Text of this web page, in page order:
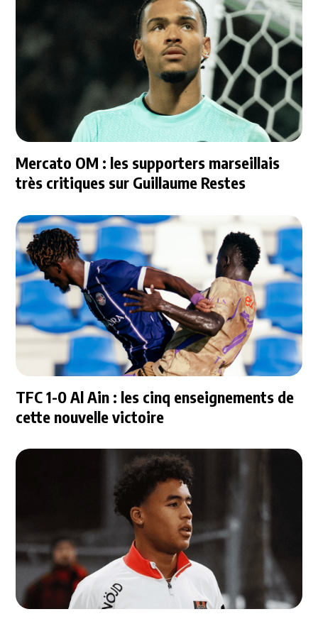
Mercato OM : les supporters marseillais
très critiques sur Guillaume Restes
TFC 1-0 Al Ain : les cinq enseignements de
cette nouvelle victoire